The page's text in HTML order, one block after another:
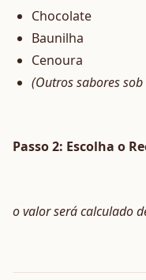
Chocolate
Baunilha
Cenoura
(Outros sabores
Passo 2: Escolha o
o valor será calculado